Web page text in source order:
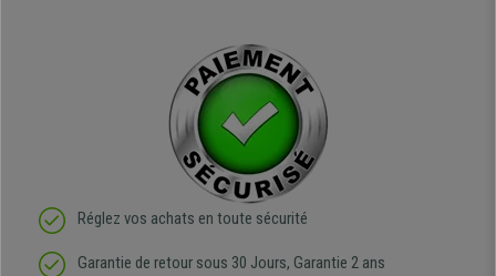
Réglez vos achats en toute sécurité
Garantie de retour sous 30 Jours, Garantie 2 ans